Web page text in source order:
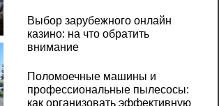
Выбор зарубежного онлайн
казино: на что обратить
внимание
Поломоечные машины и
профессиональные пылесосы:
как организовать эффективную